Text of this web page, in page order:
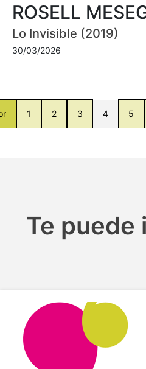
ROSELL
Lo Invisible (2019)
30/03/2026
1 2 3 4 5
Te puede